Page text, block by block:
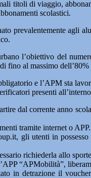
titoli di viaggio,
scolastici.
prevalentemente agli
l’obiettivo del
fino al massimo
e l’APM sta
presenti
dal corrente anno
tramite internet o APP.
gli utenti in
richiederla allo
“APMobilità”,
in detrazione il